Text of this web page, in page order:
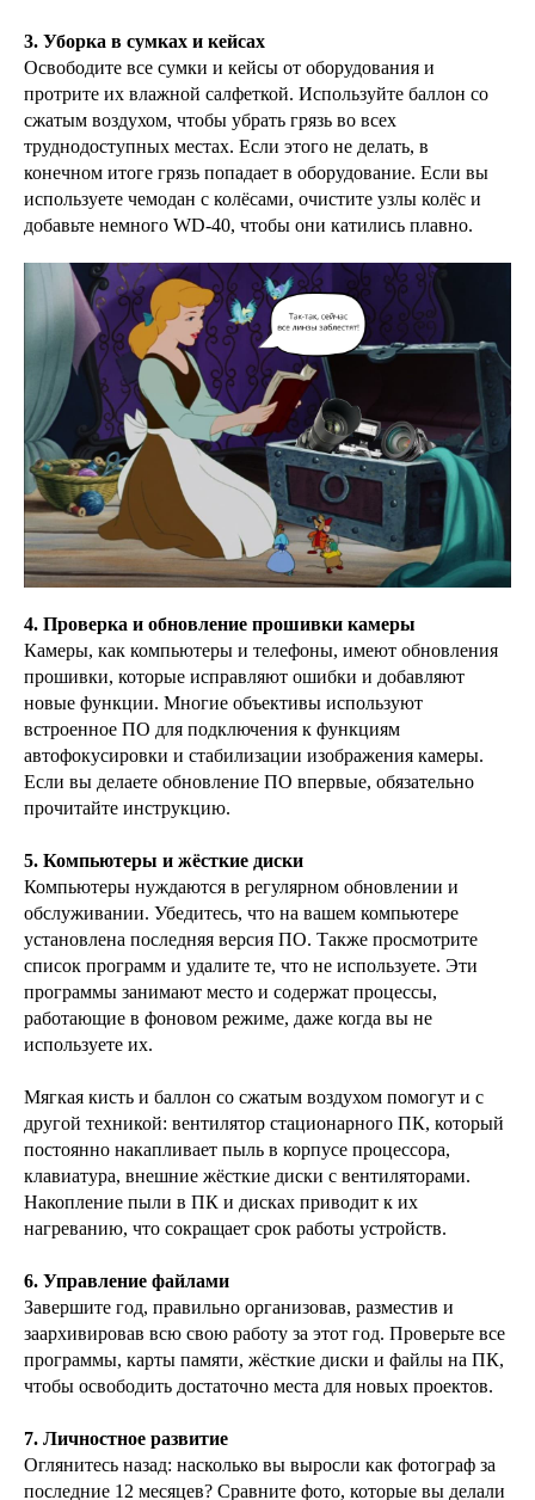
3. Уборка в сумках и кейсах
Освободите все сумки и кейсы от оборудования и
протрите их влажной салфеткой. Используйте баллон со
сжатым воздухом, чтобы убрать грязь во всех
труднодоступных местах. Если этого не делать, в
конечном итоге грязь попадает в оборудование. Если вы
используете чемодан с колёсами, очистите узлы колёс и
добавьте немного WD-40, чтобы они катились плавно.
4. Проверка и обновление прошивки камеры
Камеры, как компьютеры и телефоны, имеют обновления
прошивки, которые исправляют ошибки и добавляют
новые функции. Многие объективы используют
встроенное ПО для подключения к функциям
автофокусировки и стабилизации изображения камеры.
Если вы делаете обновление ПО впервые, обязательно
прочитайте инструкцию.
5. Компьютеры и жёсткие диски
Компьютеры нуждаются в регулярном обновлении и
обслуживании. Убедитесь, что на вашем компьютере
установлена ​​последняя версия ПО. Также просмотрите
список программ и удалите те, что не используете. Эти
программы занимают место и содержат процессы,
работающие в фоновом режиме, даже когда вы не
используете их.
Мягкая кисть и баллон со сжатым воздухом помогут и с
другой техникой: вентилятор стационарного ПК, который
постоянно накапливает пыль в корпусе процессора,
клавиатура, внешние жёсткие диски с вентиляторами.
Накопление пыли в ПК и дисках приводит к их
нагреванию, что сокращает срок работы устройств.
6. Управление файлами
Завершите год, правильно организовав, разместив и
заархивировав всю свою работу за этот год. Проверьте все
программы, карты памяти, жёсткие диски и файлы на ПК,
чтобы освободить достаточно места для новых проектов.
7. Личностное развитие
Оглянитесь назад: насколько вы выросли как фотограф за
последние 12 месяцев? Сравните фото, которые вы делали